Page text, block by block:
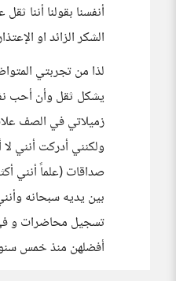
أنفسنا بقولنا أننا
الشكر الزائد او
لذا من تجربتي
يشكل ثقل وأن أحب
زميلاتي في الصف
ولكنني أدركت أنني
صداقات (علماً أنني
بين يديه سبحانه
تسجيل محاضرات و في
أفضلهن منذ خمس